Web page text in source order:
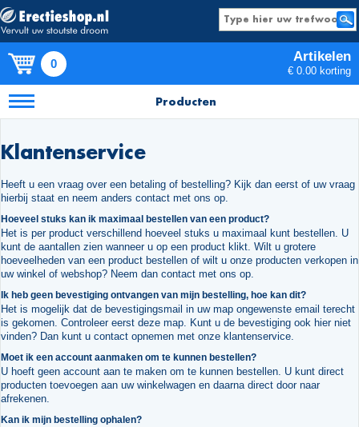
0 Artikelen
€ 0.00 korting
Producten
Klantenservice
Heeft u een vraag over een betaling of bestelling? Kijk dan eerst of uw vraag
hierbij staat en neem anders contact met ons op.
Hoeveel stuks kan ik maximaal bestellen van een product?
Het is per product verschillend hoeveel stuks u maximaal kunt bestellen. U
kunt de aantallen zien wanneer u op een product klikt. Wilt u grotere
hoeveelheden van een product bestellen of wilt u onze producten verkopen in
uw winkel of webshop? Neem dan contact met ons op.
Ik heb geen bevestiging ontvangen van mijn bestelling, hoe kan dit?
Het is mogelijk dat de bevestigingsmail in uw map ongewenste email terecht
is gekomen. Controleer eerst deze map. Kunt u de bevestiging ook hier niet
vinden? Dan kunt u contact opnemen met onze klantenservice.
Moet ik een account aanmaken om te kunnen bestellen?
U hoeft geen account aan te maken om te kunnen bestellen. U kunt direct
producten toevoegen aan uw winkelwagen en daarna direct door naar
afrekenen.
Kan ik mijn bestelling ophalen?